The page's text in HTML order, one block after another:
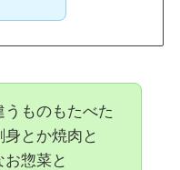
ものもたべた
身とか焼肉と
惣菜と